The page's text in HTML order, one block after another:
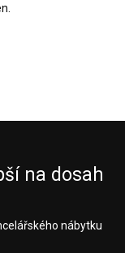
na dosah
nábytku